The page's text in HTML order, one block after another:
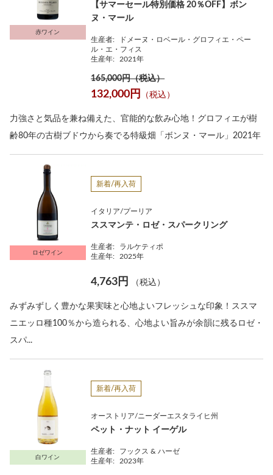
赤ワイン
【サマーセール特別価格 20％OFF】ボン
ヌ・マール
生産者:
ドメーヌ・ロベール・グロフィエ・ペー
ル・エ・フィス
生産年:
2021年
165,000円（税込）
132,000円 （税込）
力強さと気品を兼ね備えた、官能的な飲み心地！グロフィエが樹
齢80年の古樹ブドウから奏でる特級畑「ボンヌ・マール」2021年
ロゼワイン
新着/再入荷
イタリア/プーリア
ススマンテ・ロゼ・スパークリング
生産者:
ラルケティポ
生産年:
2025年
4,763円 （税込）
みずみずしく豊かな果実味と心地よいフレッシュな印象！ススマ
ニエッロ種100％から造られる、心地よい旨みが余韻に残るロゼ・
スパ...
白ワイン
新着/再入荷
オーストリア/ニーダーエスタライヒ州
ペット・ナット イーゲル
生産者:
フックス & ハーゼ
生産年:
2023年